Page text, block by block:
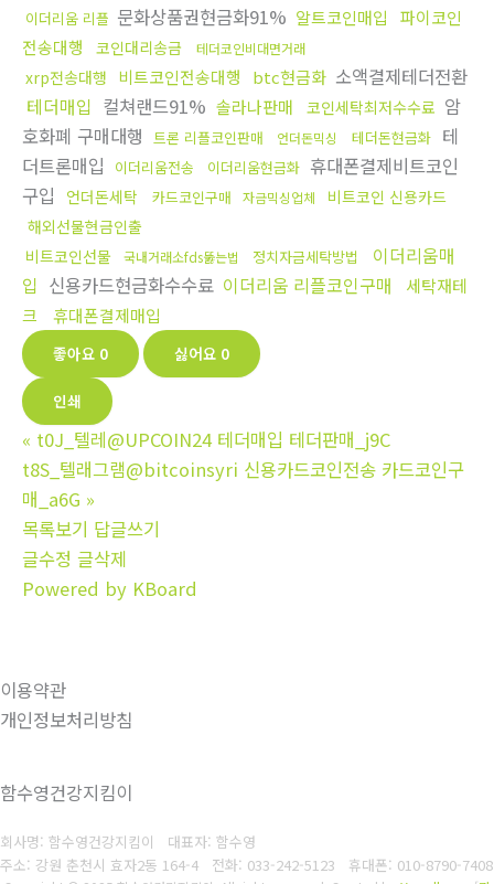
이더리움 리플 문화상품권현금화91% 알트코인매입
파이코인
전송대행
코인대리송금 테더코인비대면거래
xrp전송대행 비트코인전송대행 btc현금화 소액결제테더전환
테더매입 컬쳐랜드91% 솔라나판매 코인세탁최저수수료 암
호화폐 구매대행
트론 리플코인판매 언더돈믹싱 테더돈현금화 테
더트론매입
이더리움전송 이더리움현금화 휴대폰결제비트코인
구입
언더돈세탁 카드코인구매 자금믹싱업체
비트코인 신용카드
해외선물현금인출
비트코인선물
국내거래소fds뚫는법 정치자금세탁방법
이더리움매
입 신용카드현금화수수료 이더리움 리플코인구매
세탁재테
크
휴대폰결제매입
좋아요 0 싫어요 0
인쇄
« t0J_텔레@UPCOIN24 테더매입 테더판매_j9C
t8S_텔래그램@bitcoinsyri 신용카드코인전송 카드코인구
매_a6G »
목록보기 답글쓰기
글수정 글삭제
Powered by KBoard
이용약관
개인정보처리방침
함수영건강지킴이
회사명: 함수영건강지킴이 대표자: 함수영
주소: 강원 춘천시 효자2동 164-4 전화: 033-242-5123 휴대폰: 010-8790-7408